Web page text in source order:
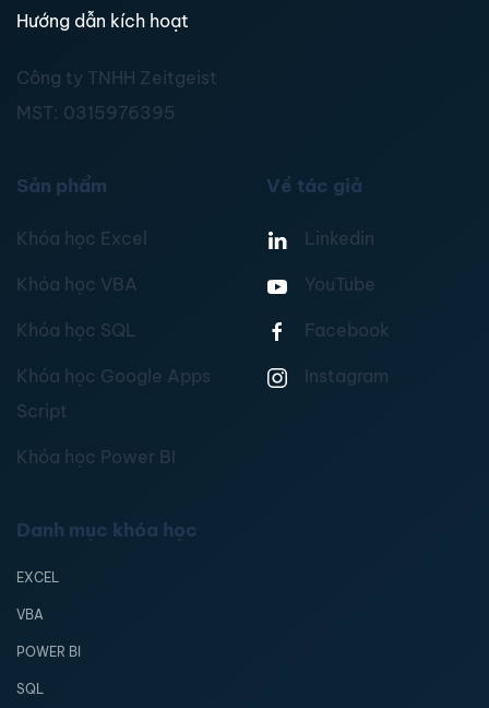
Hướng dẫn kích hoạt
Công ty TNHH Zeitgeist
MST: 0315976395
Sản phẩm
Khóa học Excel
Khóa học VBA
Khóa học SQL
Khóa học Google Apps
Script
Khóa học Power BI
Về tác giả
Linkedin
YouTube
Facebook
Instagram
Danh mục khóa học
EXCEL
VBA
POWER BI
SQL